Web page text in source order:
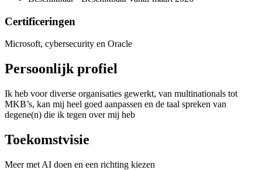
Certificeringen
Microsoft, cybersecurity en Oracle
Persoonlijk profiel
Ik heb voor diverse organisaties gewerkt, van multinationals tot
MKB’s, kan mij heel goed aanpassen en de taal spreken van
degene(n) die ik tegen over mij heb
Toekomstvisie
Meer met AI doen en een richting kiezen